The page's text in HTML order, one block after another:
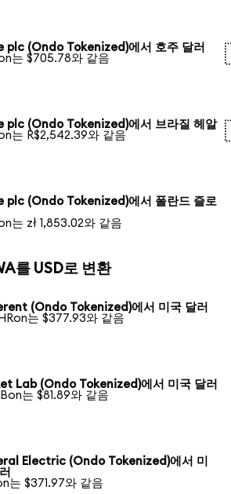
plc (Ondo Tokenized)에서 호주 달러
는 $705.78와 같음
plc (Ondo Tokenized)에서 브라질 헤알
는 R$2,542.39와 같음
plc (Ondo Tokenized)에서 폴란드 즐로
는 zł 1,853.02와 같음
를 USD로 변환
(Ondo Tokenized)에서 미국 달러
는 $377.93와 같음
Lab (Ondo Tokenized)에서 미국 달러
는 $81.89와 같음
Electric (Ondo Tokenized)에서 미
는 $371.97와 같음